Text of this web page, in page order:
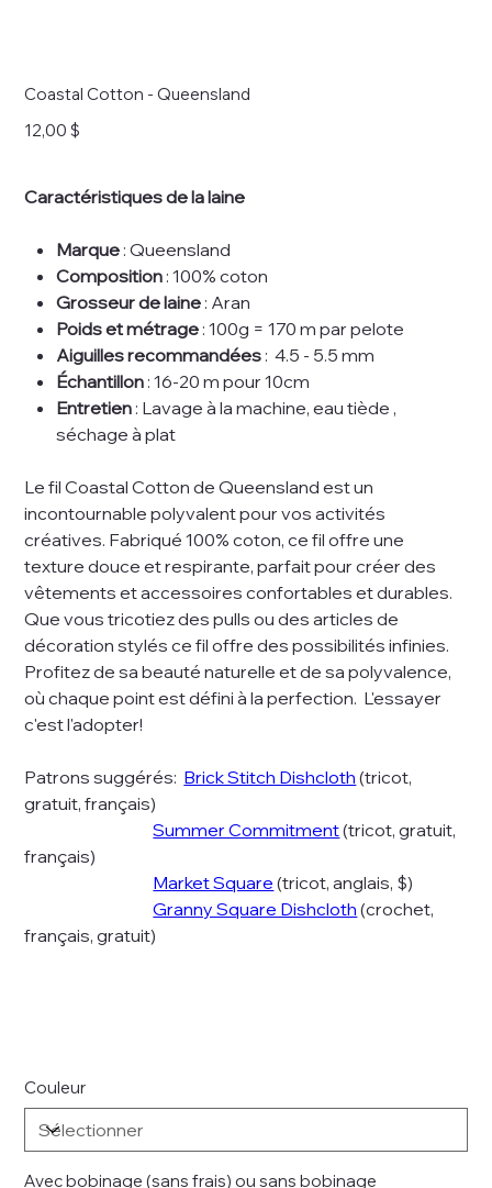
Coastal Cotton - Queensland
Prix
12,00 $
Caractéristiques de la laine
Marque : Queensland
Composition : 100% coton
Grosseur de laine : Aran
Poids et métrage : 100g = 170 m par pelote
Aiguilles recommandées : 4.5 - 5.5 mm
Échantillon : 16-20 m pour 10cm
Entretien : Lavage à la machine, eau tiède ,
séchage à plat
Le fil Coastal Cotton de Queensland est un
incontournable polyvalent pour vos activités
créatives. Fabriqué 100% coton, ce fil offre une
texture douce et respirante, parfait pour créer des
vêtements et accessoires confortables et durables.
Que vous tricotiez des pulls ou des articles de
décoration stylés ce fil offre des possibilités infinies.
Profitez de sa beauté naturelle et de sa polyvalence,
où chaque point est défini à la perfection. L'essayer
c'est l'adopter!
Patrons suggérés: Brick Stitch Dishcloth (tricot,
gratuit, français)
Summer Commitment(tricot, gratuit,
français)
Market Square (tricot, anglais, $)
Granny Square Dishcloth (crochet,
français, gratuit)
Couleur
Avec bobinage (sans frais) ou sans bobinage